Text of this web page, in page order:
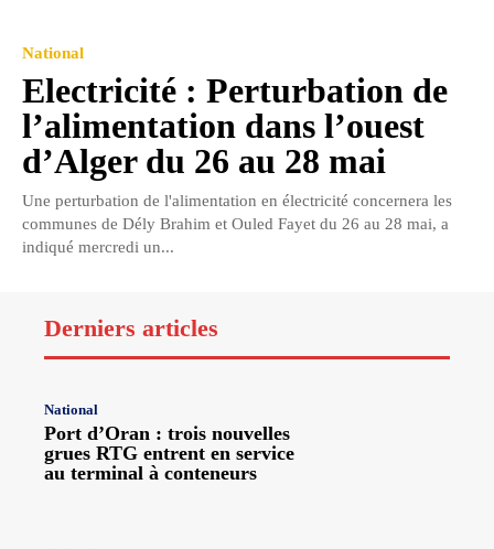
National
Electricité : Perturbation de
l’alimentation dans l’ouest
d’Alger du 26 au 28 mai
Une perturbation de l'alimentation en électricité concernera les
communes de Dély Brahim et Ouled Fayet du 26 au 28 mai, a
indiqué mercredi un...
Derniers articles
National
Port d’Oran : trois nouvelles
grues RTG entrent en service
au terminal à conteneurs